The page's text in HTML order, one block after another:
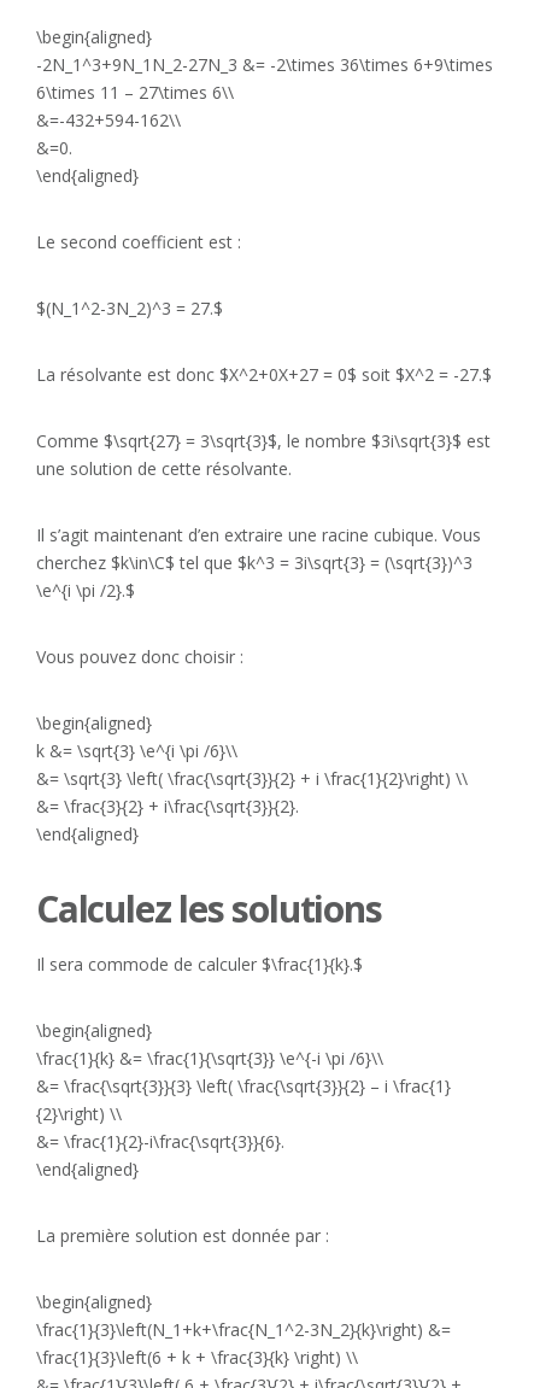
\begin{aligned}
-2N_1^3+9N_1N_2-27N_3 &= -2\times 36\times 6+9\times
6\times 11 – 27\times 6\\
&=-432+594-162\\
&=0.
\end{aligned}
Le second coefficient est :
$(N_1^2-3N_2)^3 = 27.$
La résolvante est donc $X^2+0X+27 = 0$ soit $X^2 = -27.$
Comme $\sqrt{27} = 3\sqrt{3}$, le nombre $3i\sqrt{3}$ est
une solution de cette résolvante.
Il s’agit maintenant d’en extraire une racine cubique. Vous
cherchez $k\in\C$ tel que $k^3 = 3i\sqrt{3} = (\sqrt{3})^3
\e^{i \pi /2}.$
Vous pouvez donc choisir :
\begin{aligned}
k &= \sqrt{3} \e^{i \pi /6}\\
&= \sqrt{3} \left( \frac{\sqrt{3}}{2} + i \frac{1}{2}\right) \\
&= \frac{3}{2} + i\frac{\sqrt{3}}{2}.
\end{aligned}
Calculez les solutions
Il sera commode de calculer $\frac{1}{k}.$
\begin{aligned}
\frac{1}{k} &= \frac{1}{\sqrt{3}} \e^{-i \pi /6}\\
&= \frac{\sqrt{3}}{3} \left( \frac{\sqrt{3}}{2} – i \frac{1}
{2}\right) \\
&= \frac{1}{2}-i\frac{\sqrt{3}}{6}.
\end{aligned}
La première solution est donnée par :
\begin{aligned}
\frac{1}{3}\left(N_1+k+\frac{N_1^2-3N_2}{k}\right) &=
\frac{1}{3}\left(6 + k + \frac{3}{k} \right) \\